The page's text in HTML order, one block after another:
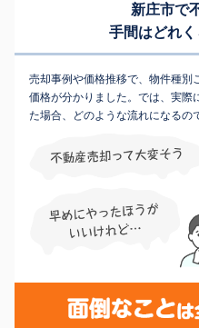
新庄市で
手間はどれ
売却事例や価格推移で、物件種別
価格が分かりました。では、実際
た場合、どのような流れになるの